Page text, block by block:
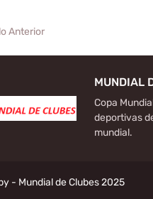
Anterior
MUNDIAL
Copa
deportivas
mundial.
- Mundial de Clubes 2025